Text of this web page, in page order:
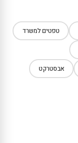
טפטים למשרד
אבסטרקט